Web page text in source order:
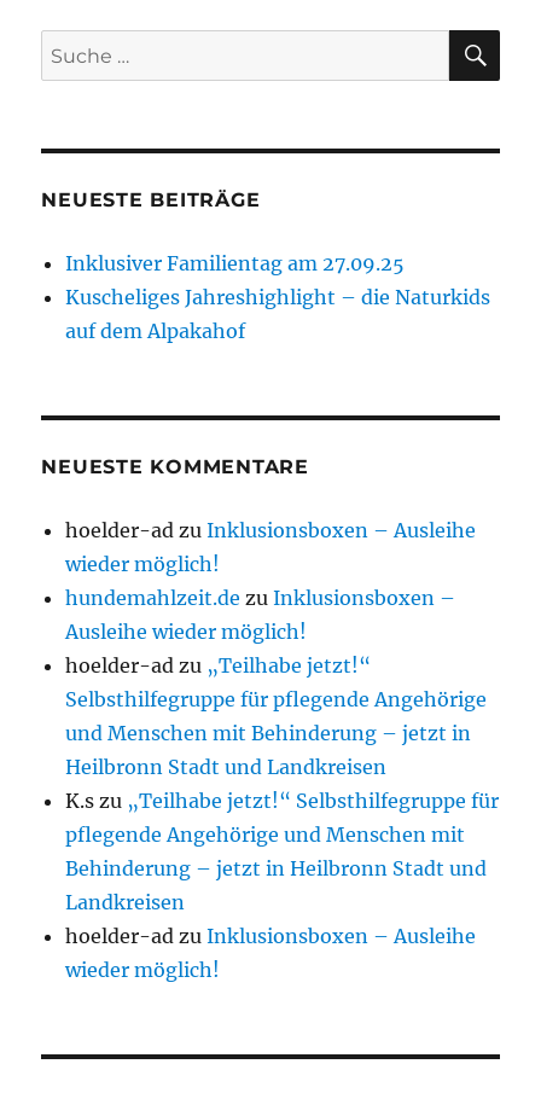
Suche
nach:
NEUESTE BEITRÄGE
Inklusiver Familientag am 27.09.25
Kuscheliges Jahreshighlight – die Naturkids
auf dem Alpakahof
NEUESTE KOMMENTARE
hoelder-ad zuInklusionsboxen – Ausleihe
wieder möglich!
hundemahlzeit.de zuInklusionsboxen –
Ausleihe wieder möglich!
hoelder-ad zu „Teilhabe jetzt!“
Selbsthilfegruppe für pflegende Angehörige
und Menschen mit Behinderung – jetzt in
Heilbronn Stadt und Landkreisen
K.s zu „Teilhabe jetzt!“ Selbsthilfegruppe für
pflegende Angehörige und Menschen mit
Behinderung – jetzt in Heilbronn Stadt und
Landkreisen
hoelder-ad zuInklusionsboxen – Ausleihe
wieder möglich!